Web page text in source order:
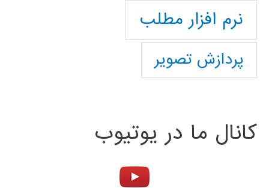
نرم افزار مطلب
پردازش تصویر
کانال ما در یوتیوب